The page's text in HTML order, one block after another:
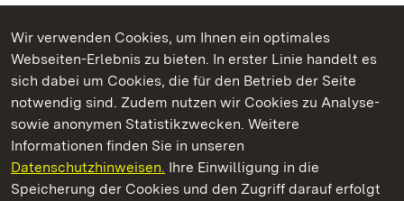
Wir verwenden Cookies, um Ihnen ein optimales
Webseiten-Erlebnis zu bieten. In erster Linie handelt es
sich dabei um Cookies, die für den Betrieb der Seite
notwendig sind. Zudem nutzen wir Cookies zu Analyse-
sowie anonymen Statistikzwecken. Weitere
Informationen finden Sie in unseren
Datenschutzhinweisen. Ihre Einwilligung in die
Speicherung der Cookies und den Zugriff darauf erfolgt
Kommen. Staunen. Genießen.
Staatliche Schlösser und Gärten Baden‑Württemberg